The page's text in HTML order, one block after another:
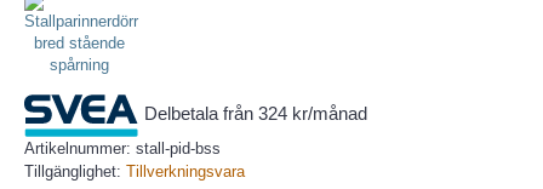
Delbetala från 324 kr/månad
Artikelnummer: stall-pid-bss
Tillgänglighet: Tillverkningsvara